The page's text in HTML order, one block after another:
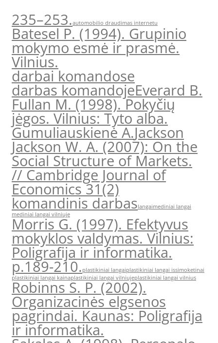
235–253.automobilio draudimas internetu
Batesel P. (1994). Grupinio
mokymo esmė ir prasmė.
Vilnius.
darbai komandose
darbas komandojeEverard B.
Fullan M. (1998). Pokyčių
jėgos. Vilnius: Tyto alba.
Gumuliauskienė A.Jackson
Jackson W. A. (2007): On the
Social Structure of Markets.
// Cambridge Journal of
Economics 31(2)
komandinis darbaslangaimediniai langai
mediniai langai vilniuje
Morris G. (1997). Efektyvus
mokyklos valdymas. Vilnius:
Poligrafija ir informatika.
p.189-210.plastikiniai langaiplastikiniai langai issimoketinai
plastikiniai langai kainaplastikiniai langai vilniujeplastikiniai langai vilnius
Robinns S. P. (2002).
Organizacinės elgsenos
pagrindai. Kaunas: Poligrafija
ir informatika.